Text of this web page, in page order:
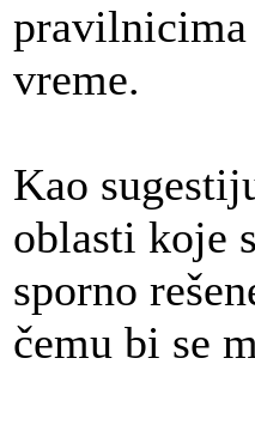
pravilnicima
vreme.
Kao
oblasti koje
sporno
čemu bi se